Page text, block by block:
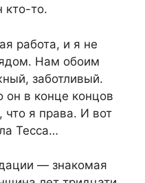
кто-то.
работа, и я не
Нам обоим
заботливый.
он в конце концов
что я права. И вот
Тесса…
— знакомая